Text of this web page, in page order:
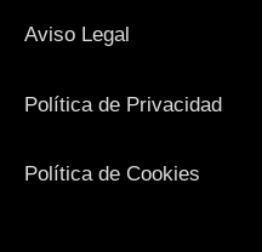
Aviso Legal
Política de Privacidad
Política de Cookies